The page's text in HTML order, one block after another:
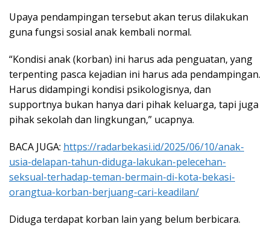
Upaya pendampingan tersebut akan terus dilakukan
guna fungsi sosial anak kembali normal.
“Kondisi anak (korban) ini harus ada penguatan, yang
terpenting pasca kejadian ini harus ada pendampingan.
Harus didampingi kondisi psikologisnya, dan
supportnya bukan hanya dari pihak keluarga, tapi juga
pihak sekolah dan lingkungan,” ucapnya.
BACA JUGA: https://radarbekasi.id/2025/06/10/anak-
usia-delapan-tahun-diduga-lakukan-pelecehan-
seksual-terhadap-teman-bermain-di-kota-bekasi-
orangtua-korban-berjuang-cari-keadilan/
Diduga terdapat korban lain yang belum berbicara.